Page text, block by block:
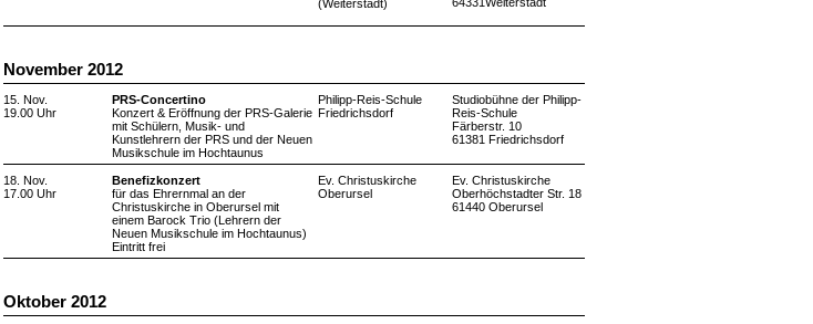
(Weiterstadt)
November 2012
15. Nov.
19.00 Uhr
PRS-Concertino
Konzert & Eröffnung der PRS-Galerie
mit Schülern, Musik- und
Kunstlehrern der PRS und der Neuen
Musikschule im Hochtaunus
Philipp-Reis-Schule
Friedrichsdorf
Studiobühne der Philipp-
Reis-Schule
Färberstr. 10
61381 Friedrichsdorf
18. Nov.
17.00 Uhr
Benefizkonzert
für das Ehrernmal an der
Christuskirche in Oberursel mit
einem Barock Trio (Lehrern der
Neuen Musikschule im Hochtaunus)
Eintritt frei
Ev. Christuskirche
Oberursel
Ev. Christuskirche
Oberhöchstadter Str. 18
61440 Oberursel
Oktober 2012